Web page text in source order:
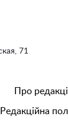
71
Про
Редакційна